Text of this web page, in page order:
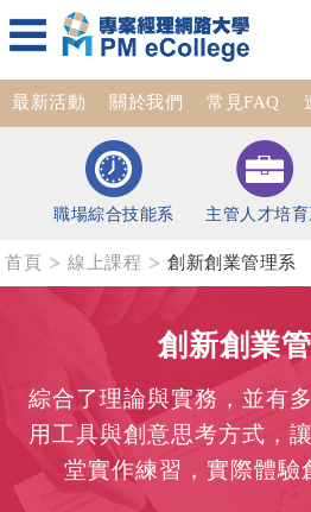
最新活動 關於我們 常見FAQ
職場綜合技能系 主管人才培
首頁 線上課程 創新創業管理系
創新創業
綜合了理論與實務，並有
用工具與創意思考方式，
堂實作練習，實際體驗